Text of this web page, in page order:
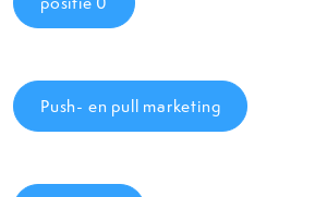
Push- en pull marketing